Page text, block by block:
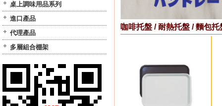
桌上調味用品系列
進口產品
代理產品
多層組合棚架
咖啡托盤 / 耐熱托盤 / 麵包托